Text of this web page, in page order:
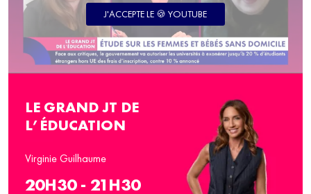
J'ACCEPTE LE 🍪 YOUTUBE
LE GRAND JT DE
L’ÉDUCATION
Virginie Guilhaume
20H30 - 21H30